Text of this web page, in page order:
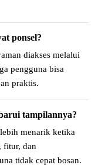
ponsel?
diakses melalui
pengguna bisa
praktis.
tampilannya?
menarik ketika
fitur, dan
tidak cepat bosan.